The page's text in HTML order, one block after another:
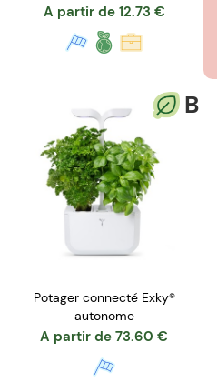
formats
A partir de 12.73 €
B
Potager connecté Exky®
autonome
A partir de 73.60 €